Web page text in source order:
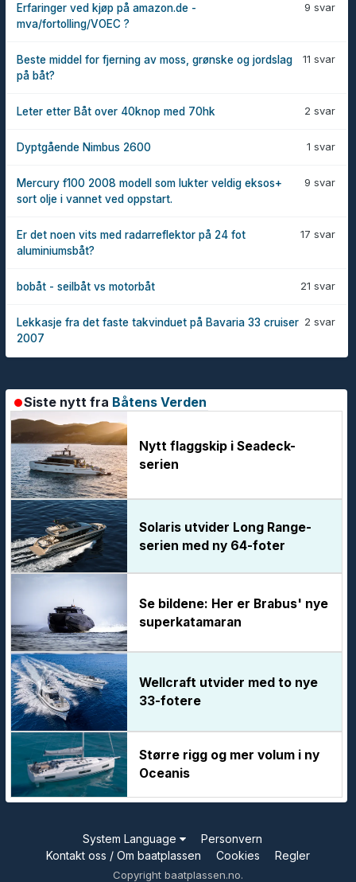
9 svar
Erfaringer ved kjøp på amazon.de -
mva/fortolling/VOEC ?
11 svar
Beste middel for fjerning av moss, grønske og jordslag
på båt?
2 svar
Leter etter Båt over 40knop med 70hk
1 svar
Dyptgående Nimbus 2600
9 svar
Mercury f100 2008 modell som lukter veldig eksos+
sort olje i vannet ved oppstart.
17 svar
Er det noen vits med radarreflektor på 24 fot
aluminiumsbåt?
21 svar
bobåt - seilbåt vs motorbåt
2 svar
Lekkasje fra det faste takvinduet på Bavaria 33 cruiser
2007
Siste nytt fra Båtens Verden
Nytt flaggskip i Seadeck-
serien
Solaris utvider Long Range-
serien med ny 64-foter
Se bildene: Her er Brabus' nye
superkatamaran
Wellcraft utvider med to nye
33-fotere
Større rigg og mer volum i ny
Oceanis
System Language
Personvern
Kontakt oss / Om baatplassen
Cookies Regler
Copyright baatplassen.no.